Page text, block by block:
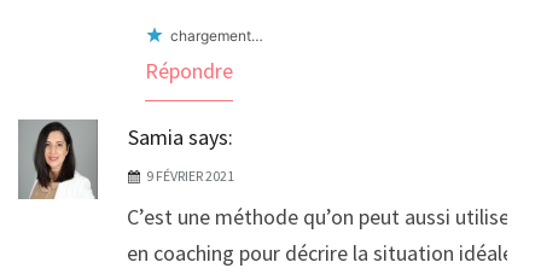
chargement…
Répondre
Samia says:
9 FÉVRIER 2021
C’est une méthode qu’on peut aussi utiliser
en coaching pour décrire la situation idéale